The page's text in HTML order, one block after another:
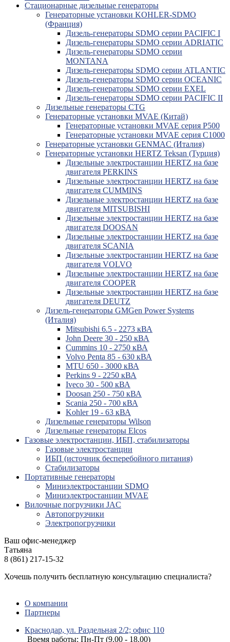
Стационарные дизельные генераторы
Генераторные установки KOHLER-SDMO
(Франция)
Дизель-генераторы SDMO серии PACIFIC I
Дизель-генераторы SDMO серии ADRIATIC
Дизель-генераторы SDMO серии
MONTANA
Дизель-генераторы SDMO серии ATLANTIC
Дизель-генераторы SDMO серии OCEANIC
Дизель-генераторы SDMO серии EXEL
Дизель-генераторы SDMO серии PACIFIC II
Дизельные генераторы CTG
Генераторные установки MVAE (Китай)
Генераторные установки MVAE серия P500
Генераторные установки MVAE серия C1000
Генераторные установки GENMAC (Италия)
Генераторные установки HERTZ Teksan (Турция)
Дизельные электростанции HERTZ на базе
двигателя PERKINS
Дизельные электростанции HERTZ на базе
двигателя CUMMINS
Дизельные электростанции HERTZ на базе
двигателя MITSUBISHI
Дизельные электростанции HERTZ на базе
двигателя DOOSAN
Дизельные электростанции HERTZ на базе
двигателя SCANIA
Дизельные электростанции HERTZ на базе
двигателя VOLVO
Дизельные электростанции HERTZ на базе
двигателя COOPER
Дизельные электростанции HERTZ на базе
двигателя DEUTZ
Дизель-генераторы GMGen Power Systems
(Италия)
Mitsubishi 6.5 - 2273 кВА
John Deere 30 - 250 кВА
Cummins 10 - 2750 кВА
Volvo Penta 85 - 630 кВА
MTU 650 - 3000 кВА
Perkins 9 - 2250 кВА
Iveco 30 - 500 кВА
Doosan 250 - 750 кВА
Scania 250 - 700 кВА
Kohler 19 - 63 кВА
Дизельные генераторы Wilson
Дизельные генераторы Elcos
Газовые электростанции, ИБП, стабилизаторы
Газовые электростанции
ИБП (источник бесперебойного питания)
Стабилизаторы
Портативные генераторы
Миниэлектростанции SDMO
Миниэлектростанции MVAE
Вилочные погрузчики JAC
Авто­погрузчики
Электро­погрузчики
Ваш офис-менеджер
Татьяна
8 (861) 217-15-32
Хочешь получить бесплатную консультацию специалиста?
О компании
Партнеры
Краснодар, ул. Раздельная 2/2; офис 110
Время работы: Пн-Пт (9.00 - 18.00)